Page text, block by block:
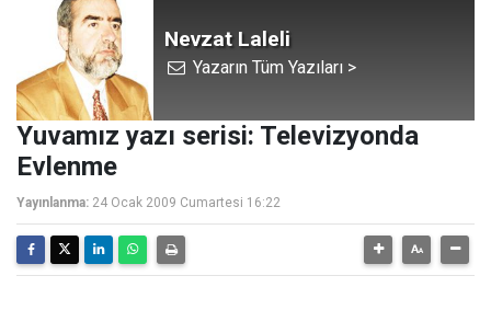
Nevzat Laleli
Yazarın Tüm Yazıları >
Yuvamız yazı serisi: Televizyonda
Evlenme
Yayınlanma: 24 Ocak 2009 Cumartesi 16:22